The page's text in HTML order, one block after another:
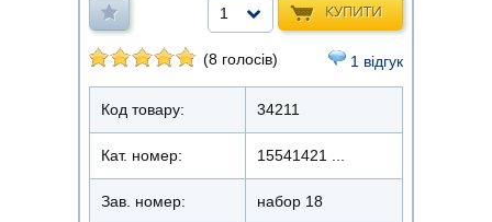
КУПИТИ
1
(8 голосів) 1 відгук
Код товару: 34211
Кат. номер: 15541421 ...
Зав. номер: набор 18